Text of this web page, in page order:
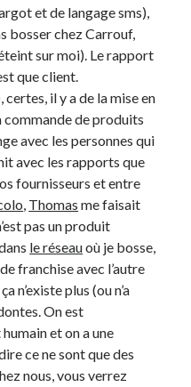
#52
toute personnelle
vélorution toute personnelle
ma vélorution toute
vélorution toute personnelle
vélorution toute personnelle
et de langage sms),
bosser chez Carrouf,
sur moi). Le rapport
que client.
il y a de la mise en
commande de produits
avec les personnes qui
avec les rapports que
fournisseurs et entre
, Thomas me faisait
pas un produit
le réseauoù je bosse,
franchise avec l’autre
n’existe plus (ou n’a
On est
et on a une
ce ne sont que des
nous, vous verrez